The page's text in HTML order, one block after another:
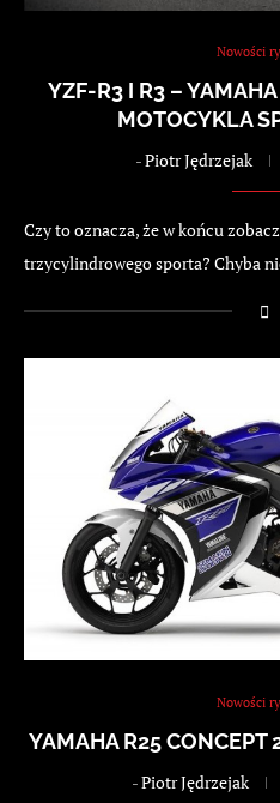
Nowości
YZF-R3 I R3 –
MOTOCYKLA
-Piotr Jędrzejak
Czy to oznacza, że w końcu
trzycylindrowego sporta? Chyba
Nowości
YAMAHA R25 CONCEPT
-Piotr Jędrzejak